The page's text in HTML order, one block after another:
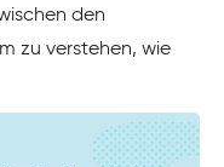
den
zu verstehen, wie